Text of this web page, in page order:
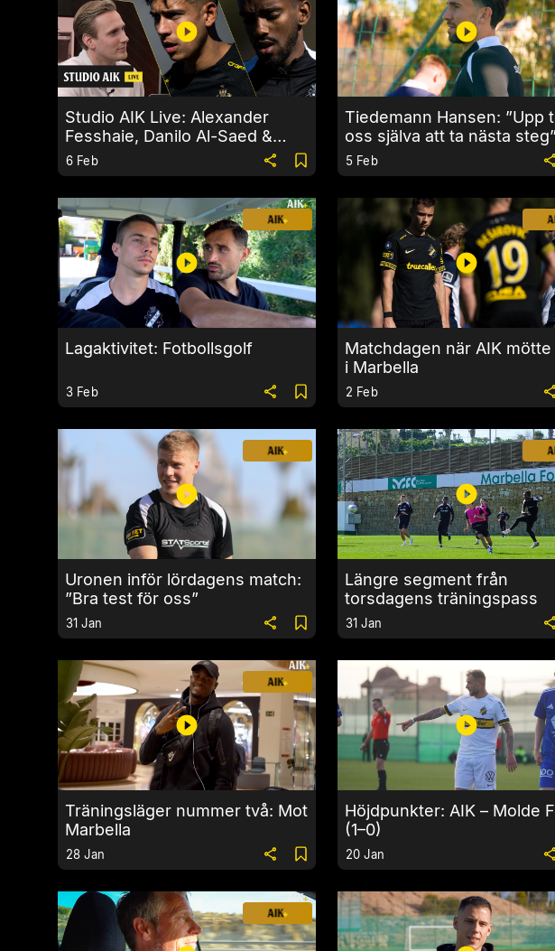
Studio AIK Live: Alexander
Fesshaie, Danilo Al-Saed &
Juho Bah
6 Feb
Tiedemann Hansen: ”Upp
oss själva att ta nästa steg”
5 Feb
Lagaktivitet: Fotbollsgolf
3 Feb
Matchdagen när AIK mötte
i Marbella
2 Feb
Uronen inför lördagens match:
”Bra test för oss”
31 Jan
Längre segment från
torsdagens träningspass
31 Jan
Träningsläger nummer två: Mot
Marbella
28 Jan
Höjdpunkter: AIK – Molde
(1–0)
20 Jan